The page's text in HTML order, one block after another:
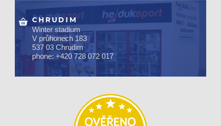
CHRUDIM
Winter stadium
V průhonech 183
537 03 Chrudim
phone: +420 728 072 017